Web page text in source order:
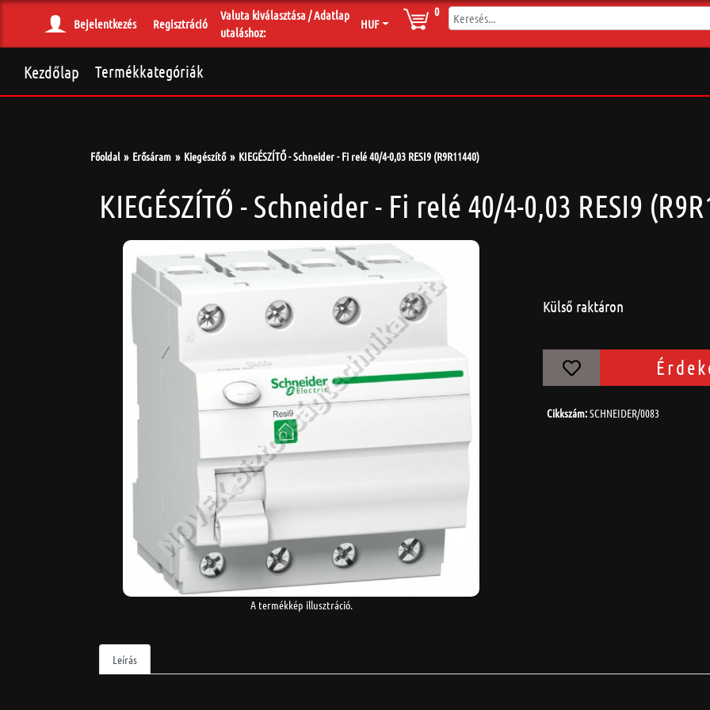
Bejelentkezés Regisztráció
Valuta kiválasztása / Adatlap
utaláshoz:
HUF
0
Termékkategóriák
Kezdőlap
Főoldal Erősáram Kiegészítő KIEGÉSZÍTŐ - Schneider - Fi relé 40/4-0,03 RESI9 (R9R11440)
KIEGÉSZÍTŐ - Schneider - Fi relé 40/4-0,03 RESI9
A termékkép illusztráció.
Külső raktáron
Cikkszám:SCHNEIDER/0083
Leírás